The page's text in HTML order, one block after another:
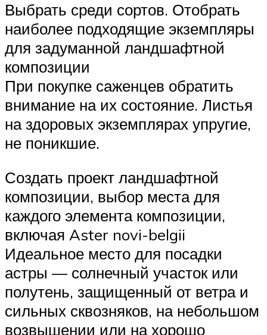
Выбрать среди сортов. Отобрать
наиболее подходящие экземпляры
для задуманной ландшафтной
композиции
При покупке саженцев обратить
внимание на их состояние. Листья
на здоровых экземплярах упругие,
не поникшие.
Создать проект ландшафтной
композиции, выбор места для
каждого элемента композиции,
включая Aster novi-belgii
Идеальное место для посадки
астры — солнечный участок или
полутень, защищенный от ветра и
сильных сквозняков, на небольшом
возвышении или на хорошо